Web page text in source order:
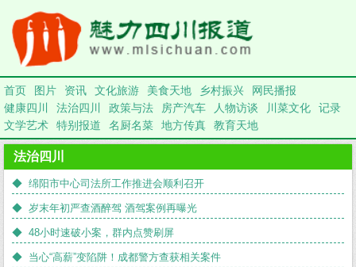
首页 图片 资讯 文化旅游 美食天地 乡村振兴
网民播报
健康四川
法治四川 政策与法 房产汽车 人物访谈 川菜文化
记录
文学艺术
特别报道 名厨名菜 地方传真 教育天地
法治四川
◆ 绵阳市中心司法所工作推进会顺利召开
◆ 岁末年初严查酒醉驾 酒驾案例再曝光
◆ 48小时速破小案，群内点赞刷屏
◆ 当心“高薪”变陷阱！成都警方查获相关案件